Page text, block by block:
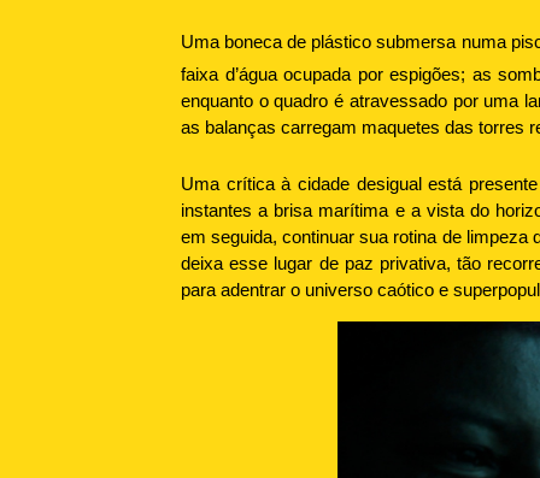
Uma boneca de plástico submersa numa
faixa d’água ocupada por espigões; as
enquanto o quadro é atravessado por uma
as balanças carregam maquetes das torres
Uma crítica à cidade desigual está
instantes a brisa marítima e a vista do
em seguida, continuar sua rotina de limpeza
deixa esse lugar de paz privativa, tão
para adentrar o universo caótico e